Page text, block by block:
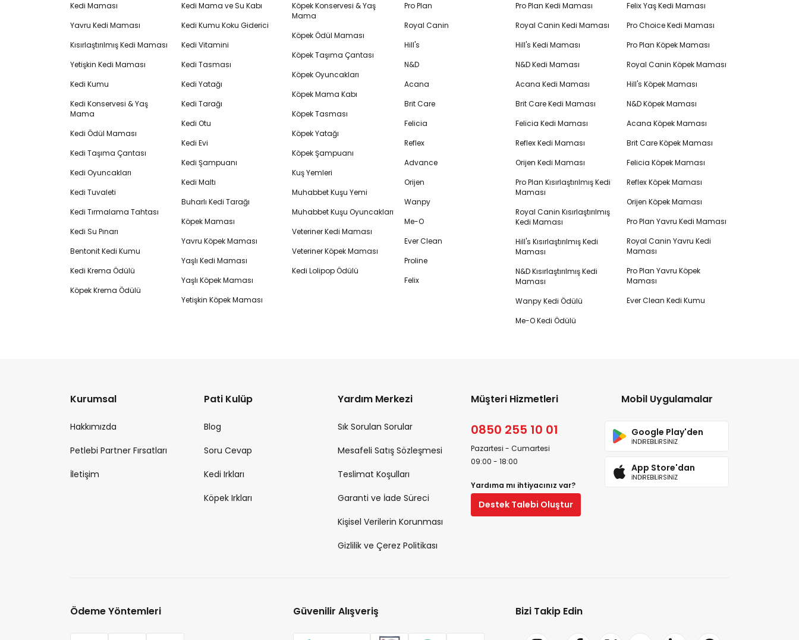
Kedi Maması
Yavru Kedi Maması
Kısırlaştırılmış Kedi Maması
Yetişkin Kedi Maması
Kedi Kumu
Kedi Konservesi & Yaş
Mama
Kedi Ödül Maması
Kedi Taşıma Çantası
Kedi Oyuncakları
Kedi Tuvaleti
Kedi Tırmalama Tahtası
Kedi Su Pınarı
Bentonit Kedi Kumu
Kedi Krema Ödülü
Köpek Krema Ödülü
Kedi Mama ve Su Kabı
Kedi Kumu Koku Giderici
Kedi Vitamini
Kedi Tasması
Kedi Yatağı
Kedi Tarağı
Kedi Otu
Kedi Evi
Kedi Şampuanı
Kedi Maltı
Buharlı Kedi Tarağı
Köpek Maması
Yavru Köpek Maması
Yaşlı Kedi Maması
Yaşlı Köpek Maması
Yetişkin Köpek Maması
Köpek Konservesi & Yaş
Mama
Köpek Ödül Maması
Köpek Taşıma Çantası
Köpek Oyuncakları
Köpek Mama Kabı
Köpek Tasması
Köpek Yatağı
Köpek Şampuanı
Kuş Yemleri
Muhabbet Kuşu Yemi
Muhabbet Kuşu Oyuncakları
Veteriner Kedi Maması
Veteriner Köpek Maması
Kedi Lolipop Ödülü
Pro Plan
Royal Canin
Hill's
N&D
Acana
Brit Care
Felicia
Reflex
Advance
Orijen
Wanpy
Me-O
Ever Clean
Proline
Felix
Pro Plan Kedi Maması
Royal Canin Kedi Maması
Hill's Kedi Maması
N&D Kedi Maması
Acana Kedi Maması
Brit Care Kedi Maması
Felicia Kedi Maması
Reflex Kedi Maması
Orijen Kedi Maması
Pro Plan Kısırlaştırılmış Kedi
Maması
Royal Canin Kısırlaştırılmış
Kedi Maması
Hill's Kısırlaştırılmış Kedi
Maması
N&D Kısırlaştırılmış Kedi
Maması
Wanpy Kedi Ödülü
Me-O Kedi Ödülü
Felix Yaş Kedi Maması
Pro Choice Kedi Maması
Pro Plan Köpek Maması
Royal Canin Köpek Maması
Hill's Köpek Maması
N&D Köpek Maması
Acana Köpek Maması
Brit Care Köpek Maması
Felicia Köpek Maması
Reflex Köpek Maması
Orijen Köpek Maması
Pro Plan Yavru Kedi Maması
Royal Canin Yavru Kedi
Maması
Pro Plan Yavru Köpek
Maması
Ever Clean Kedi Kumu
Kurumsal
Hakkımızda
Petlebi Partner Fırsatları
İletişim
Pati Kulüp
Blog
Soru Cevap
Kedi Irkları
Köpek Irkları
Yardım Merkezi
Sık Sorulan Sorular
Mesafeli Satış Sözleşmesi
Teslimat Koşulları
Garanti ve İade Süreci
Kişisel Verilerin Korunması
Gizlilik ve Çerez Politikası
Müşteri Hizmetleri
0850 255 10 01
Pazartesi - Cumartesi
09:00 - 18:00
Yardıma mı ihtiyacınız var?
Destek Talebi Oluştur
Mobil Uygulamalar
Google Play'den
İNDİREBİLİRSİNİZ
App Store'dan
İNDİREBİLİRSİNİZ
Ödeme Yöntemleri Güvenilir Alışveriş Bizi Takip Edin